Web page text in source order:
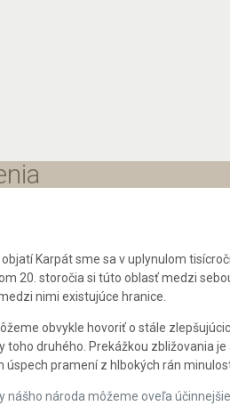
Karpát sme sa v uplynulom
20. storočia si túto oblasť medzi
nimi existujúce hranice.
obvykle hovoriť o stále
toho druhého. Prekážkou zbližovania
úspech pramení z hlbokých rán
nášho národa môžeme oveľa